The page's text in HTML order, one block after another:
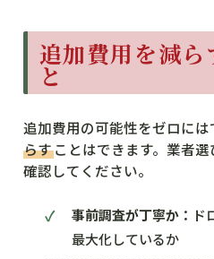
追加費用を減ら
と
追加費用の可能性をゼロには
らすことはできます。業者
確認してください。
事前調査が丁寧か： ド
最大化しているか